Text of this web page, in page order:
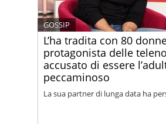
L’ha tradita con 80
protagonista delle
accusato di essere
peccaminoso
GOSSIP
La sua partner di lunga data ha